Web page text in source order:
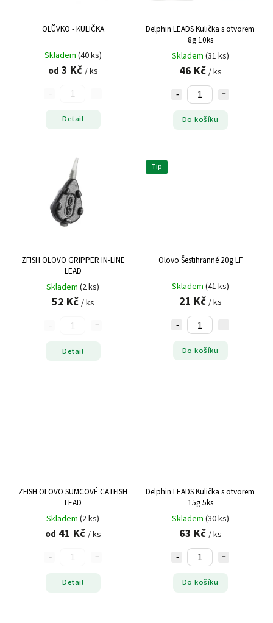
OLŮVKO - KULIČKA
Skladem (40 ks)
od 3 Kč / ks
Detail
Delphin LEADS Kulička s otvorem
8g 10ks
Skladem (31 ks)
46 Kč / ks
Do košíku
ZFISH OLOVO GRIPPER IN-LINE
LEAD
Skladem (2 ks)
52 Kč / ks
Detail
Tip
Olovo Šestihranné 20g LF
Skladem (41 ks)
21 Kč / ks
Do košíku
ZFISH OLOVO SUMCOVÉ CATFISH
LEAD
Skladem (2 ks)
od 41 Kč / ks
Detail
Delphin LEADS Kulička s otvorem
15g 5ks
Skladem (30 ks)
63 Kč / ks
Do košíku